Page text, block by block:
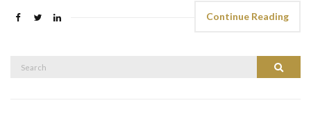
Continue Reading
Search